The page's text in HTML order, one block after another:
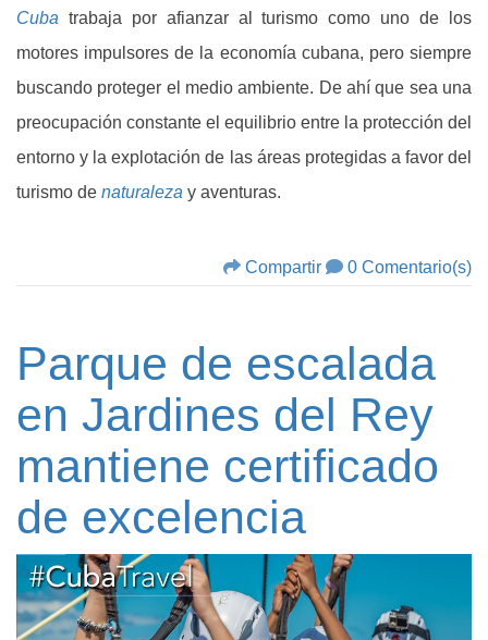
Cuba trabaja por afianzar al turismo como uno de los
motores impulsores de la economía cubana, pero siempre
buscando proteger el medio ambiente. De ahí que sea una
preocupación constante el equilibrio entre la protección del
entorno y la explotación de las áreas protegidas a favor del
turismo de naturaleza y aventuras.
Compartir 0 Comentario(s)
Parque de escalada
en Jardines del Rey
mantiene certificado
de excelencia